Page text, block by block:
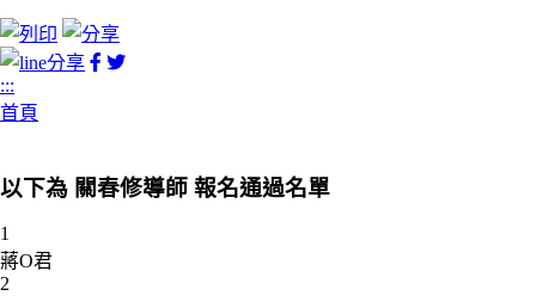
facebook
twitter
:::
首頁
以下為 關春修導師 報名通過名單
1
蔣O君
2